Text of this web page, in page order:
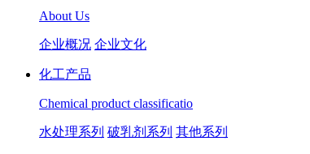
About Us
企业概况 企业文化
化工产品
Chemical product classificatio
水处理系列 破乳剂系列 其他系列